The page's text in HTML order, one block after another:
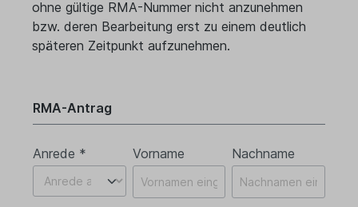
ohne gültige RMA-Nummer nicht anzunehmen
bzw. deren Bearbeitung erst zu einem deutlich
späteren Zeitpunkt aufzunehmen.
RMA-Antrag
Anrede * Vorname Nachname